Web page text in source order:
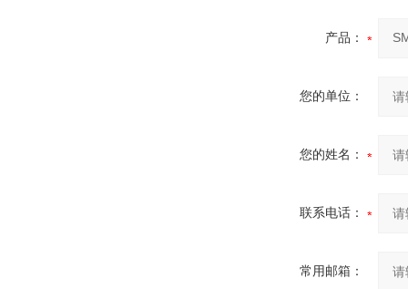
产品：
您的单位：
您的姓名：
联系电话：
常用邮箱：